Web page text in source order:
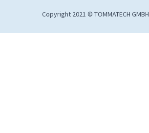
Copyright 2021 © TOMMATECH GMBH